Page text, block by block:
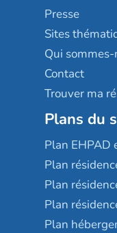
Sérénys
Résidences
Presse
Sites
Qui sommes-
Contact
Trouver ma
Plans du
Plan EHPAD
Plan
Plan
Plan
Plan